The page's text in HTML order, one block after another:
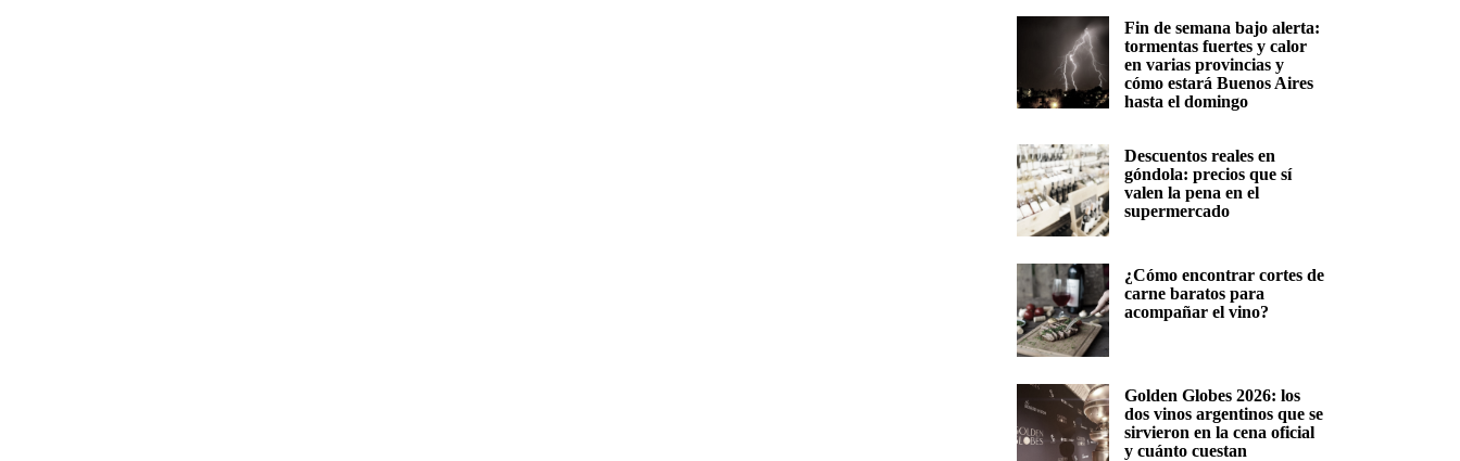
Fin de semana bajo alerta:
tormentas fuertes y calor
en varias provincias y
cómo estará Buenos Aires
hasta el domingo
Descuentos reales en
góndola: precios que sí
valen la pena en el
supermercado
¿Cómo encontrar cortes de
carne baratos para
acompañar el vino?
Golden Globes 2026: los
dos vinos argentinos que se
sirvieron en la cena oficial
y cuánto cuestan